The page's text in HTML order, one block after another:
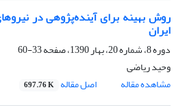
روش بهینه برای آینده‌پژوهی در
ایران
دوره 8، شماره 20، بهار 1390، صفحه
33-60
وحید ریاضی
مشاهده مقاله
اصل مقاله 697.76 K